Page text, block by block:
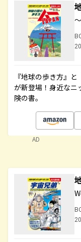
『地球の歩き方』
が新登場！身近なニ
険の書。
AD